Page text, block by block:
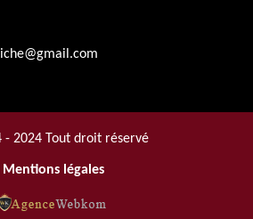
- 2024 Tout droit réservé
Mentions légales